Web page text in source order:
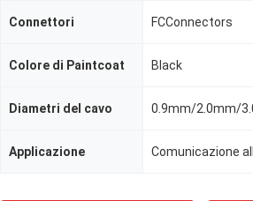
Connettori FCConnectors
Colore di Paintcoat Black
Diametri del cavo 0.9mm/2.0mm/
Applicazione Comunicazione